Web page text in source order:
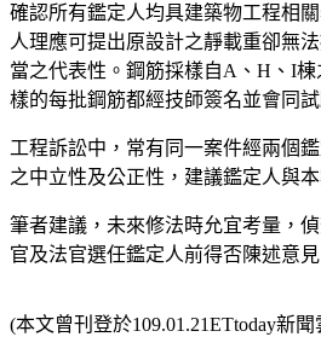
確認所有鑑定人均具建築物工程相
人理應可提出原設計之靜載重卻無
當之代表性。鋼筋採樣自A、H、I棟
樣的每批鋼筋都經技師簽名並會同
工程訴訟中，常有同一案件經兩個
之中立性及公正性，建議鑑定人與
筆者建議，未來修法時允宜考量，
官及法官選任鑑定人前得否陳述意
(本文曾刊登於109.01.21ETtoday新聞